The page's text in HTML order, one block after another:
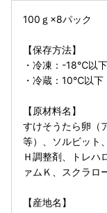
100ｇ×8パック
【保存方法】
・冷凍：-18℃以下
・冷蔵：10℃以下
【原材料名】
すけそうたら卵（
等）、ソルビット
Ｈ調整剤、トレハ
ァムＫ、スクラロ
【産地名】